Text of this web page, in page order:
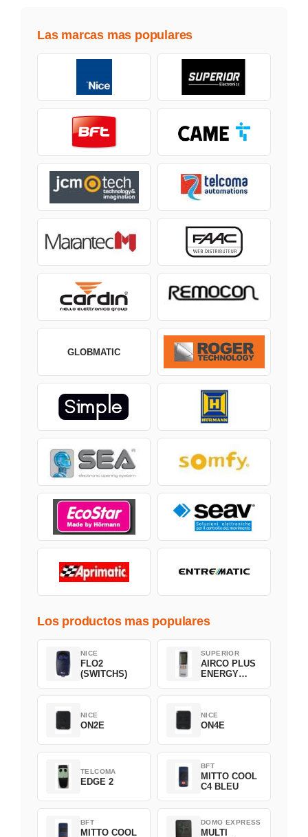
Las marcas mas populares
GLOBMATIC
Los productos mas populares
NICE
FLO2
(SWITCHS)
SUPERIOR
AIRCO PLUS
ENERGY
NICE
ON2E
NICE
ON4E
TELCOMA
EDGE 2
BFT
MITTO COOL
C4 BLEU
BFT
MITTO COOL
DOMO EXPRESS
MULTI